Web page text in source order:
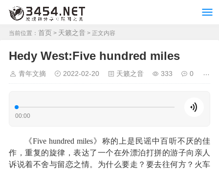
当前位置： 首页 > 天籁之音 > 正文内容
Hedy West:Five hundred miles
青年文摘 2022-02-20 天籁之音 333 0
00:00
《Five hundred miles》称的上是民谣中百听不厌的佳
作，重复的旋律，表达了一个在外漂泊打拼的游子向亲人
诉说着不舍与留恋之情。为什么要走？要去往何方？火车